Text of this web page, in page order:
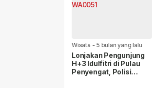
Wisata - 5 bulan yang lalu
Lonjakan Pengunjung
H+3 Idulfitri di Pulau
Penyengat, Polisi